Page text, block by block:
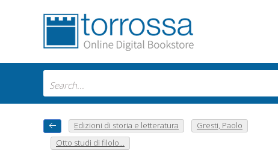
Edizioni di storia e letteratura
Gresti, Paolo
Otto studi di filolo...